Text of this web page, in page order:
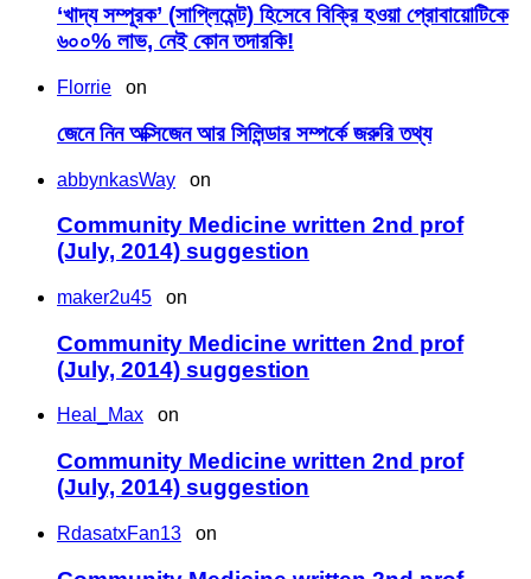
‘খাদ্য সম্পূরক’ (সাপ্লিমেন্ট) হিসেবে বিক্রি হওয়া প্রোবায়োটিকে
৬০০% লাভ, নেই কোন তদারকি!
Florrie on
জেনে নিন অক্সিজেন আর সিলিন্ডার সম্পর্কে জরুরি তথ্য
abbynkasWay on
Community Medicine written 2nd prof
(July, 2014) suggestion
maker2u45 on
Community Medicine written 2nd prof
(July, 2014) suggestion
Heal_Max on
Community Medicine written 2nd prof
(July, 2014) suggestion
RdasatxFan13 on